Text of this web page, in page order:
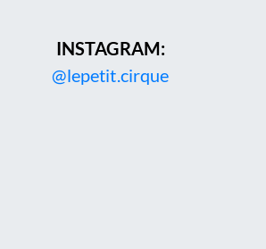
INSTAGRAM:
@lepetit.cirque